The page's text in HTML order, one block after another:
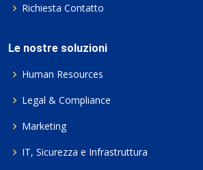
Richiesta Contatto
Le nostre soluzioni
Human Resources
Legal & Compliance
Marketing
IT, Sicurezza e Infrastruttura